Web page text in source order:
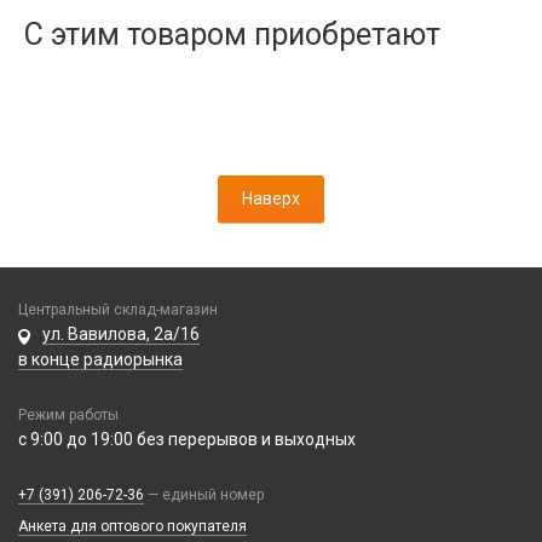
С этим товаром приобретают
Камеры
Проклейки
Шлейфы
АЗУ
АЗУ + FM-модулятор
АЗУ + кабель
Кабели
3 в 1
4 в 1
Компьютерная периферия
Аксессуары для ПК
Наверх
Центральный склад-магазин
ул. Вавилова, 2а/16
в конце радиорынка
Режим работы
с 9:00 до 19:00 без перерывов и выходных
+7 (391) 206-72-36 — единый номер
Анкета для оптового покупателя